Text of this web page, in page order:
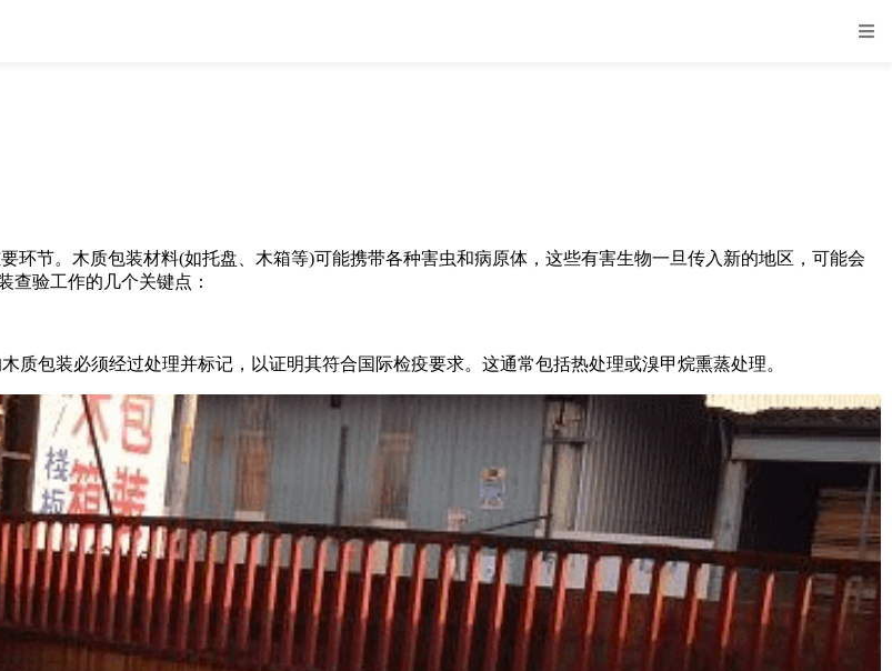
节。木质包装材料(如托盘、木箱等)可能携带各种害虫和病原体，这些有害生物一旦传入新的地区，可能会
查验工作的几个关键点：
包装必须经过处理并标记，以证明其符合国际检疫要求。这通常包括热处理或溴甲烷熏蒸处理。